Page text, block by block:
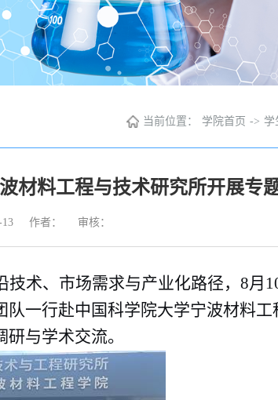
当前位置： 学院首页 -> 学
材料工程与技术研究所开展专
作者： 审核：
技术、市场需求与产业化路径， 8月
队一行赴中国科学院大学宁波材料工
与学术交流。